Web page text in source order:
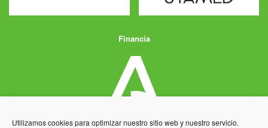
Utilizamos cookies para optimizar nuestro sitio web y nuestro servicio.
Financia